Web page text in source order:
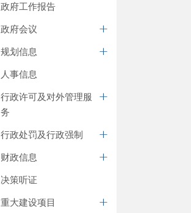
政府工作报告
政府会议
规划信息
人事信息
行政许可及对外管理服
务
行政处罚及行政强制
财政信息
决策听证
重大建设项目